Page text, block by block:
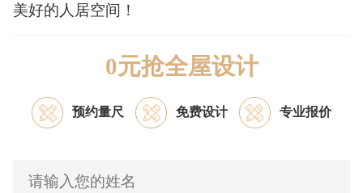
美好的人居空间！
0元抢全屋设计
预约量尺 免费设计 专业报价